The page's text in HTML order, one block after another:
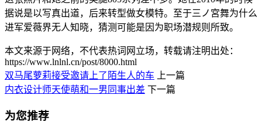
据说是以写真出道，后来转型做女模特。至于三ノ宮舞为什么
进军爱薇界无人知晓，猜测可能是因为职场潜规则所致。
本文来源于网络，不代表热词网立场，转载请注明出处：
https://www.lnlnl.cn/post/8000.html
双马尾萝莉接受邀请上了陌生人的车
上一篇
内衣设计师天使萌和一男同事出差 下一篇
为您推荐